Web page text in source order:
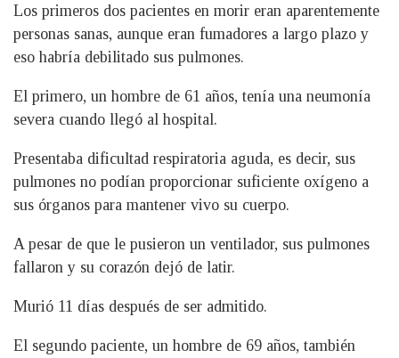
Los primeros dos pacientes en morir eran aparentemente
personas sanas, aunque eran fumadores a largo plazo y
eso habría debilitado sus pulmones.
El primero, un hombre de 61 años, tenía una neumonía
severa cuando llegó al hospital.
Presentaba dificultad respiratoria aguda, es decir, sus
pulmones no podían proporcionar suficiente oxígeno a
sus órganos para mantener vivo su cuerpo.
A pesar de que le pusieron un ventilador, sus pulmones
fallaron y su corazón dejó de latir.
Murió 11 días después de ser admitido.
El segundo paciente, un hombre de 69 años, también